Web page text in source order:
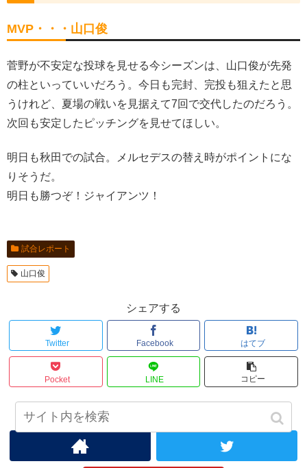
MVP・・・山口俊
菅野が不安定な投球を見せる今シーズンは、山口俊が先発
の柱といっていいだろう。今日も完封、完投も狙えたと思
うけれど、夏場の戦いを見据えて7回で交代したのだろう。
次回も安定したピッチングを見せてほしい。
明日も秋田での試合。メルセデスの替え時がポイントにな
りそうだ。
明日も勝つぞ！ジャイアンツ！
試合レポート
山口俊
シェアする
Twitter Facebook はてブ
Pocket LINE コピー
ジャビッ党をフォローする